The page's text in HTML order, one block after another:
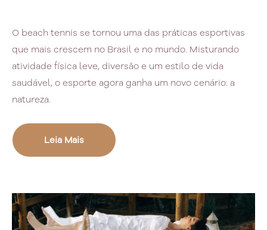
O beach tennis se tornou uma das práticas esportivas
que mais crescem no Brasil e no mundo. Misturando
atividade física leve, diversão e um estilo de vida
saudável, o esporte agora ganha um novo cenário: a
natureza.
Leia Mais